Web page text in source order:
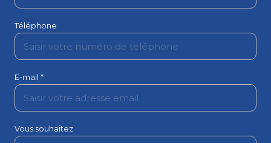
Téléphone
E-mail *
Vous souhaitez